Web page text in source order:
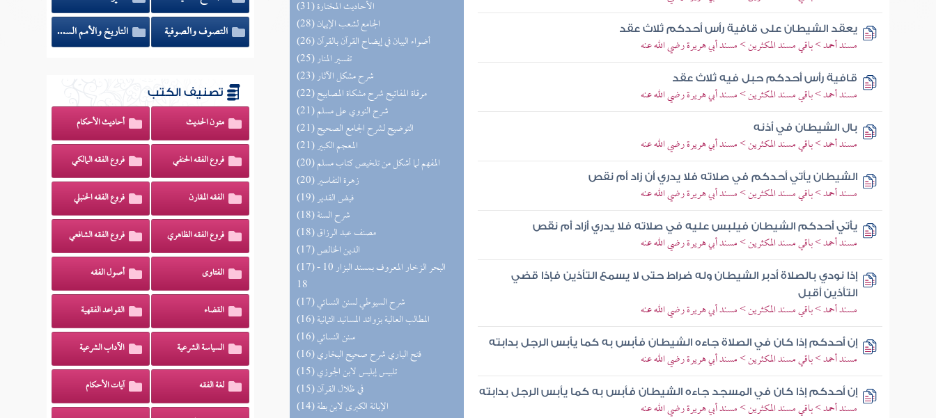
(31) الأحاديث المختارة
(28) الجامع لشعب الإيمان
(26) أضواء البيان في إيضاح القرآن بالقرآن
(25) تفسير المنار
(23) شرح مشكل الآثار
(22) مرقاة المفاتيح شرح مشكاة المصابيح
(21) شرح النووي على مسلم
(21) التوضيح لشرح الجامع الصحيح
(21) المعجم الكبير
(20) المفهم لما أشكل من تلخيص كتاب مسلم
(20) زهرة التفاسير
(19) فيض القدير
(18) شرح السنة
(18) مصنف عبد الرزاق
(17) الدين الخالص
(17) البحر الزخار المعروف بمسند البزار 10 -
18
(17) شرح السيوطي لسنن النسائي
(16) المطالب العالية بزوائد المسانيد الثمانية
(16) سنن النسائي
(16) فتح الباري شرح صحيح البخاري
(15) تلبيس إبليس لابن الجوزي
(15) في ظلال القرآن
(14) الإبانة الكبرى لابن بطة
يعقد الشيطان على قافية رأس أحدكم ثلاث عقد
مسند أحمد > باقي مسند المكثرين > مسند أبي هريرة رضي الله عنه
قافية رأس أحدكم حبل فيه ثلاث عقد
مسند أحمد > باقي مسند المكثرين > مسند أبي هريرة رضي الله عنه
بال الشيطان في أذنه
مسند أحمد > باقي مسند المكثرين > مسند أبي هريرة رضي الله عنه
الشيطان يأتي أحدكم في صلاته فلا يدري أن زاد أم نقص
مسند أحمد > باقي مسند المكثرين > مسند أبي هريرة رضي الله عنه
يأتي أحدكم الشيطان فيلبس عليه في صلاته فلا يدري أزاد أم نقص
مسند أحمد > باقي مسند المكثرين > مسند أبي هريرة رضي الله عنه
إذا نودي بالصلاة أدبر الشيطان وله ضراط حتى لا يسمع التأذين فإذا قضي
التأذين أقبل
مسند أحمد > باقي مسند المكثرين > مسند أبي هريرة رضي الله عنه
إن أحدكم إذا كان في الصلاة جاءه الشيطان فأبس به كما يأبس الرجل بدابته
مسند أحمد > باقي مسند المكثرين > مسند أبي هريرة رضي الله عنه
إن أحدكم إذا كان في المسجد جاءه الشيطان فأبس به كما يأبس الرجل بدابته
مسند أحمد > باقي مسند المكثرين > مسند أبي هريرة رضي الله عنه
التصوف والصوفية
التاريخ والأمم السابقة
تصنيف الكتب
متون الحديث أحاديث الأحكام
فروع الفقه الحنفي فروع الفقه المالكي
الفقه المقارن فروع الفقه الحنبلي
فروع الفقه الظاهري فروع الفقه الشافعي
الفتاوى أصول الفقه
القضاء القواعد الفقهية
السياسة الشرعية الآداب الشرعية
لغة الفقه آيات الأحكام